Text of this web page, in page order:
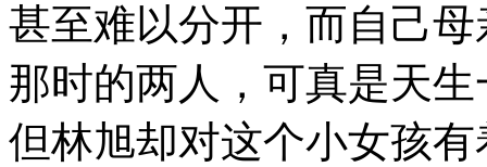
甚至难以分开，而自己
那时的两人，可真是天
但林旭却对这个小女孩